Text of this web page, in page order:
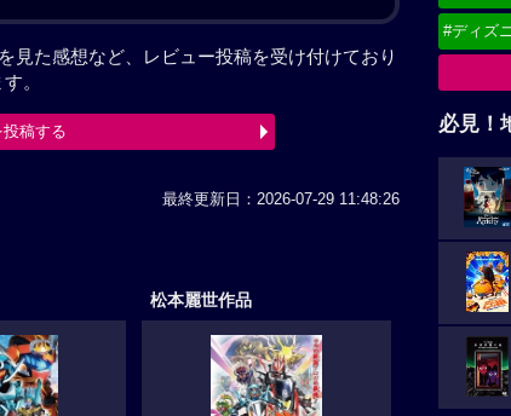
見た感想など、レビュー投稿を受け付けており
。
投稿する
最終更新日：2026-07-29 11:48:26
松本麗世作品
#ディズ
必見！